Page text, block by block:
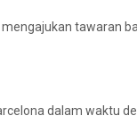
tawaran
dalam waktu